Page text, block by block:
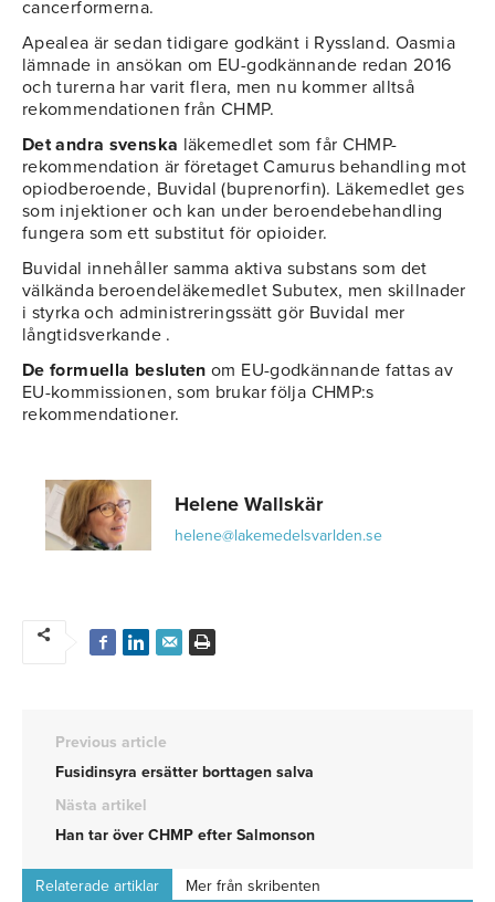
cancerformerna.
Apealea är sedan tidigare godkänt i Ryssland. Oasmia
lämnade in ansökan om EU-godkännande redan 2016
och turerna har varit flera, men nu kommer alltså
rekommendationen från CHMP.
Det andra svenska läkemedlet som får CHMP-
rekommendation är företaget Camurus behandling mot
opiodberoende, Buvidal (buprenorfin). Läkemedlet ges
som injektioner och kan under beroendebehandling
fungera som ett substitut för opioider.
Buvidal innehåller samma aktiva substans som det
välkända beroendeläkemedlet Subutex, men skillnader
i styrka och administreringssätt gör Buvidal mer
långtidsverkande .
De formuella besluten om EU-godkännande fattas av
EU-kommissionen, som brukar följa CHMP:s
rekommendationer.
Helene Wallskär
helene@lakemedelsvarlden.se
Previous article
Fusidinsyra ersätter borttagen salva
Nästa artikel
Han tar över CHMP efter Salmonson
Relaterade artiklar Mer från skribenten